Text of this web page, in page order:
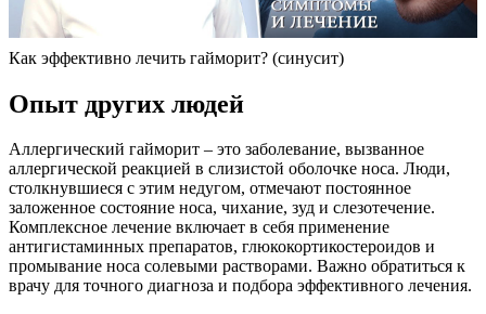
Как эффективно лечить гайморит? (синусит)
Опыт других людей
Аллергический гайморит – это заболевание, вызванное
аллергической реакцией в слизистой оболочке носа. Люди,
столкнувшиеся с этим недугом, отмечают постоянное
заложенное состояние носа, чихание, зуд и слезотечение.
Комплексное лечение включает в себя применение
антигистаминных препаратов, глюкокортикостероидов и
промывание носа солевыми растворами. Важно обратиться к
врачу для точного диагноза и подбора эффективного лечения.